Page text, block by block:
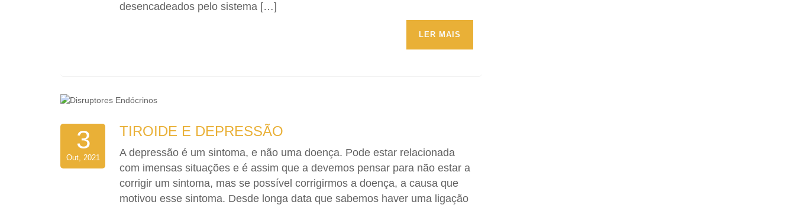
desencadeados pelo sistema […]
LER MAIS
3
Out, 2021
TIROIDE E DEPRESSÃO
A depressão é um sintoma, e não uma doença. Pode estar relacionada
com imensas situações e é assim que a devemos pensar para não estar a
corrigir um sintoma, mas se possível corrigirmos a doença, a causa que
motivou esse sintoma. Desde longa data que sabemos haver uma ligação